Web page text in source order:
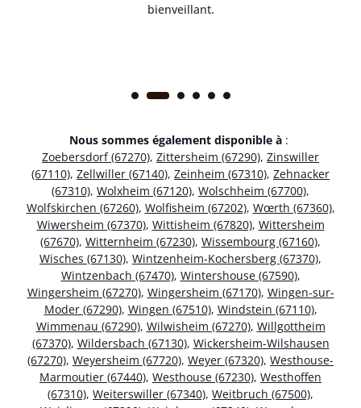
bienveillant.
Nous sommes également disponible à :
Zoebersdorf (67270), Zittersheim (67290), Zinswiller
(67110), Zellwiller (67140), Zeinheim (67310), Zehnacker
(67310), Wolxheim (67120), Wolschheim (67700),
Wolfskirchen (67260), Wolfisheim (67202), Wœrth (67360),
Wiwersheim (67370), Wittisheim (67820), Wittersheim
(67670), Witternheim (67230), Wissembourg (67160),
Wisches (67130), Wintzenheim-Kochersberg (67370),
Wintzenbach (67470), Wintershouse (67590),
Wingersheim (67270), Wingersheim (67170), Wingen-sur-
Moder (67290), Wingen (67510), Windstein (67110),
Wimmenau (67290), Wilwisheim (67270), Willgottheim
(67370), Wildersbach (67130), Wickersheim-Wilshausen
(67270), Weyersheim (67720), Weyer (67320), Westhouse-
Marmoutier (67440), Westhouse (67230), Westhoffen
(67310), Weiterswiller (67340), Weitbruch (67500),